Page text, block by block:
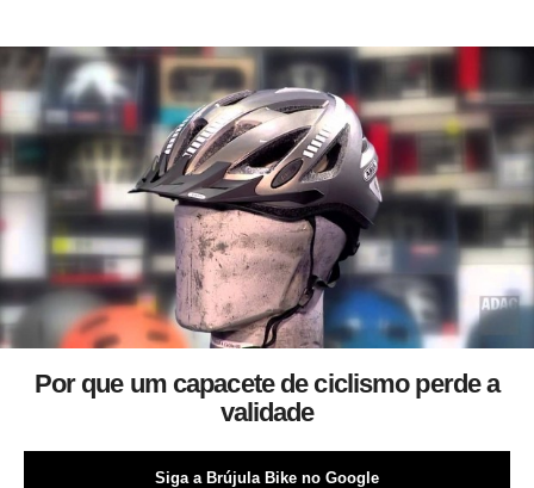
Por que um capacete de ciclismo perde a
validade
Siga a Brújula Bike no Google